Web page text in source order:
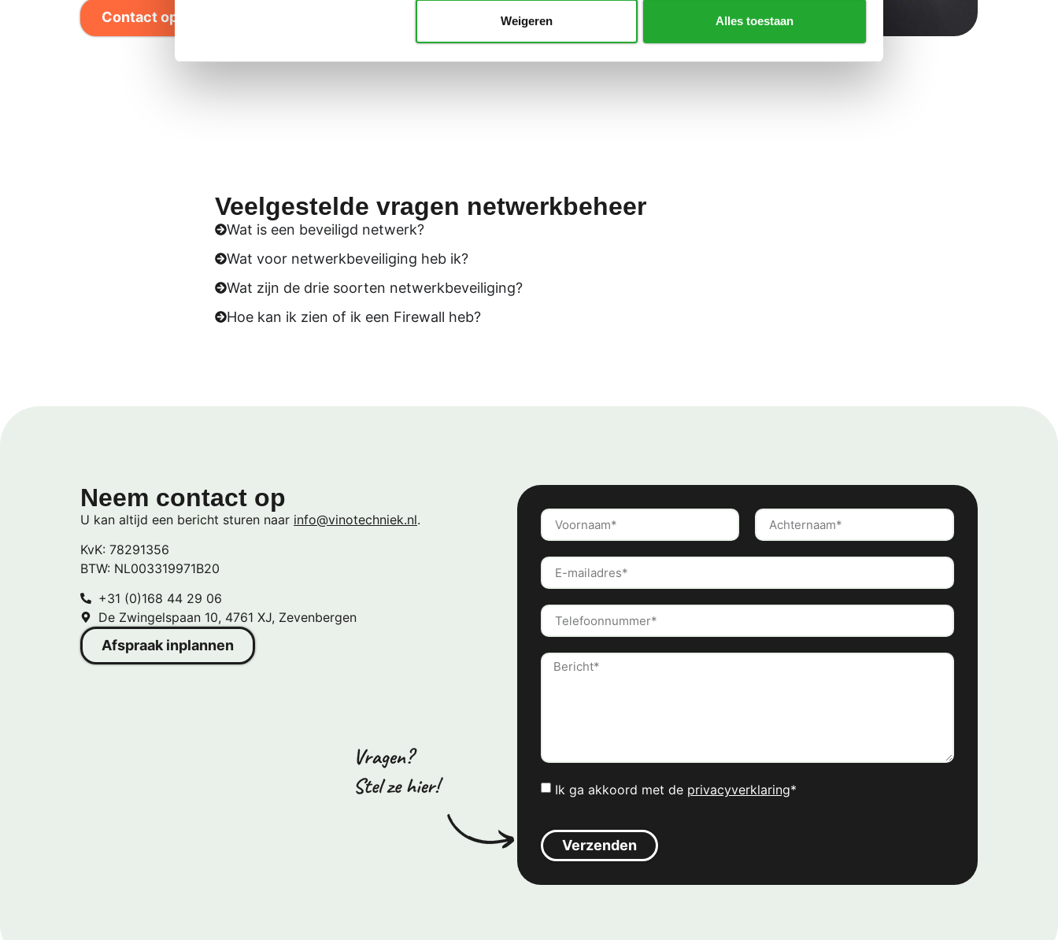
Weigeren Alles toestaan
Contact opnemen
Veelgestelde vragen netwerkbeheer
Wat is een beveiligd netwerk?
Wat voor netwerkbeveiliging heb ik?
Wat zijn de drie soorten netwerkbeveiliging?
Hoe kan ik zien of ik een Firewall heb?
Neem contact op
U kan altijd een bericht sturen naar info@vinotechniek.nl.
KvK: 78291356
BTW: NL003319971B20
+31 (0)168 44 29 06
De Zwingelspaan 10, 4761 XJ, Zevenbergen
Afspraak inplannen
Ik ga akkoord met de privacyverklaring*
Verzenden